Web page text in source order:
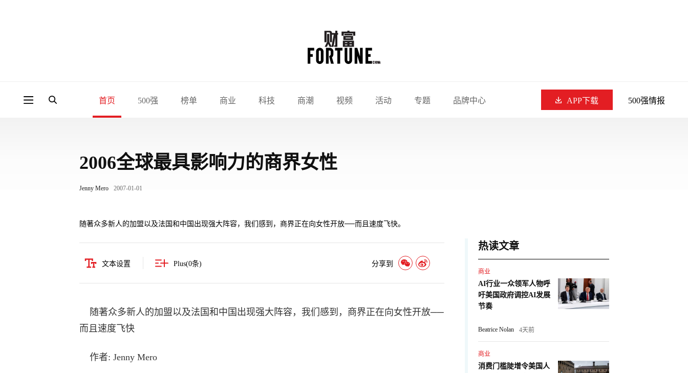
首页 500强 榜单 商业 科技 商潮 视频 活动 专题 品牌中心 APP下载 500强情报
2006全球最具影响力的商界女性
Jenny Mero 2007-01-01
随著众多新人的加盟以及法国和中国出现强大阵容，我们感到，商界正在向女性开放──而且速度飞快。
文本设置 Plus(0条) 分享到
随著众多新人的加盟以及法国和中国出现强大阵容，我们感到，商界正在向女性开放──
而且速度飞快
作者: Jenny Mero
热读文章
商业
AI行业一众领军人物呼
吁美国政府调控AI发展
节奏
Beatrice Nolan 4天前
商业
消费门槛陡增令美国人